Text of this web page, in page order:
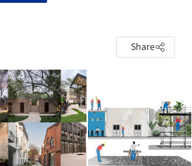
Share